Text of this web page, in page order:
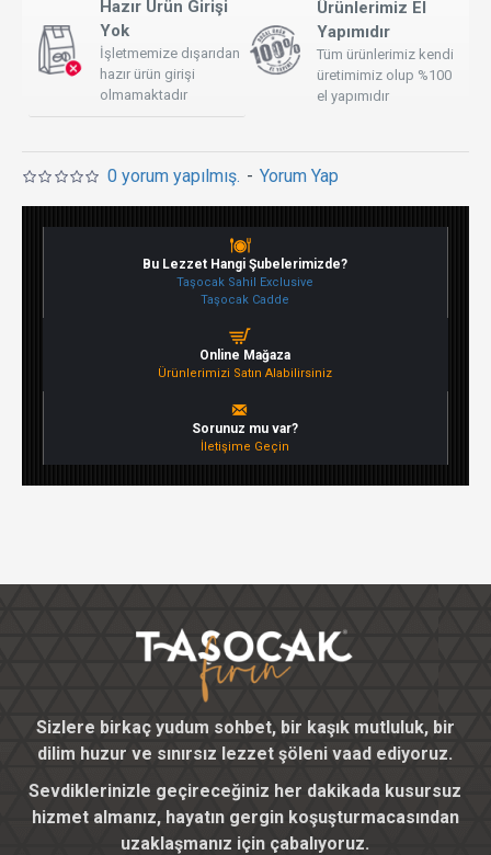
Hazır Ürün Girişi
Yok
İşletmemize dışarıdan
hazır ürün girişi
olmamaktadır
Ürünlerimiz El
Yapımıdır
Tüm ürünlerimiz kendi
üretimimiz olup %100
el yapımıdır
0 yorum yapılmış. - Yorum Yap
Bu Lezzet Hangi Şubelerimizde?
Taşocak Sahil Exclusive
Taşocak Cadde
Online Mağaza
Ürünlerimizi Satın Alabilirsiniz
Sorunuz mu var?
İletişime Geçin
Sizlere birkaç yudum sohbet, bir kaşık mutluluk, bir
dilim huzur ve sınırsız lezzet şöleni vaad ediyoruz.
Sevdiklerinizle geçireceğiniz her dakikada kusursuz
hizmet almanız, hayatın gergin koşuşturmacasından
uzaklaşmanız için çabalıyoruz.